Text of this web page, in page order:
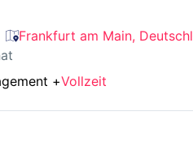
Frankfurt am Main,
:
+Vollzeit